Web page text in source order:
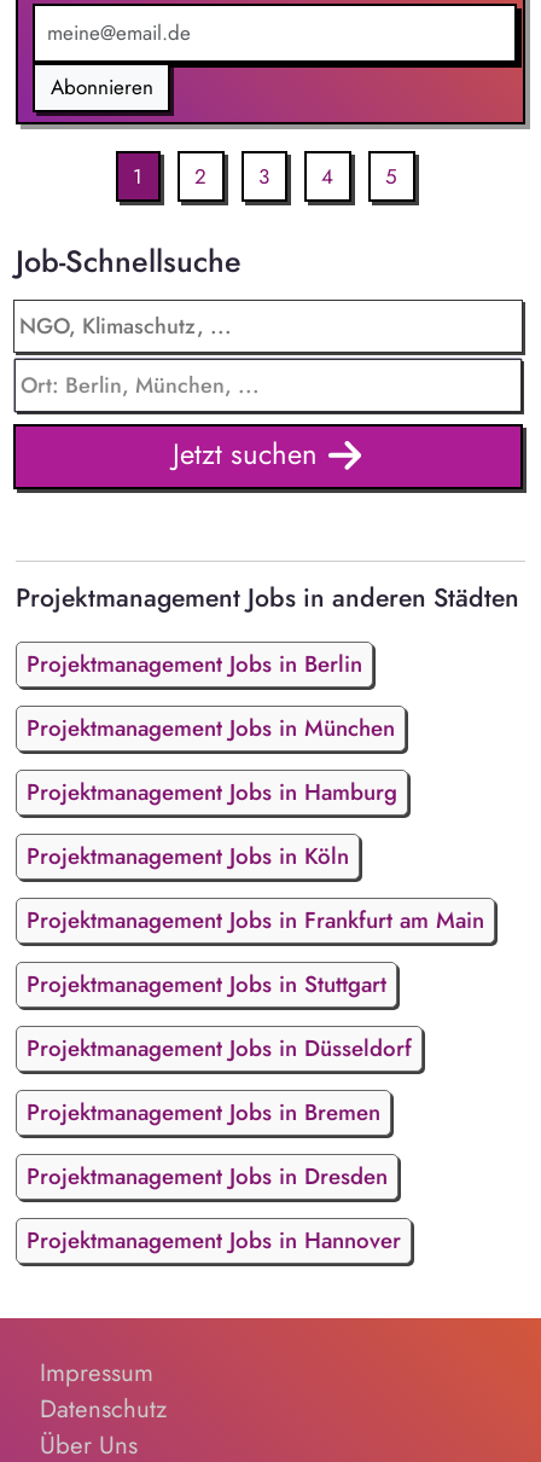
Abonnieren
1 2 3 4 5
Job-Schnellsuche
Jetzt suchen
Projektmanagement Jobs in anderen Städten
Projektmanagement Jobs in Berlin
Projektmanagement Jobs in München
Projektmanagement Jobs in Hamburg
Projektmanagement Jobs in Köln
Projektmanagement Jobs in Frankfurt am Main
Projektmanagement Jobs in Stuttgart
Projektmanagement Jobs in Düsseldorf
Projektmanagement Jobs in Bremen
Projektmanagement Jobs in Dresden
Projektmanagement Jobs in Hannover
Impressum
Datenschutz
Über Uns